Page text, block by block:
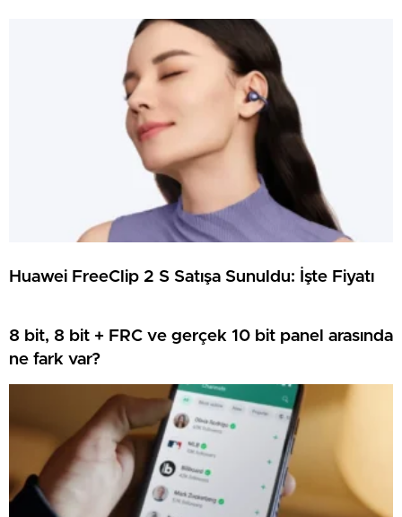
Huawei FreeClip 2 S Satışa Sunuldu: İşte Fiyatı
8 bit, 8 bit + FRC ve gerçek 10 bit panel arasında
ne fark var?